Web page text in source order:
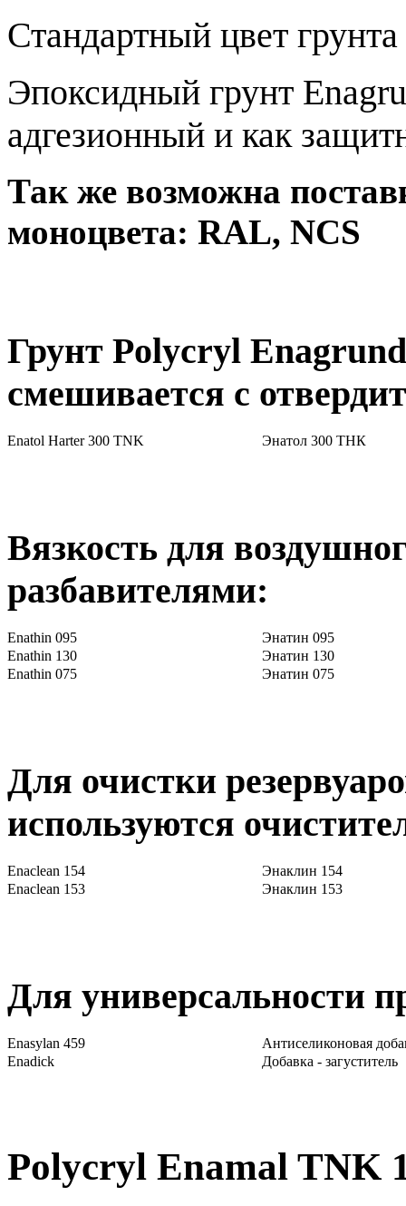
Стандартный цвет
Эпоксидный грунт
адгезионный и как
Так же возможна
моноцвета: RAL, NCS
Грунт Polycryl
смешивается с
Enatol Harter 300 TNK Энатол 300 ТНК
Вязкость для
разбавителями:
Enathin 095
Энатин 095
Enathin 130
Энатин 130
Enathin 075
Энатин 075
Для очистки
используются
Enaclean 154
Энаклин 154
Enaclean 153
Энаклин 153
Для универсальности
Enasylan 459
Антиселиконовая
Enadick
Добавка - загуститель
Polycryl Enamal TNK